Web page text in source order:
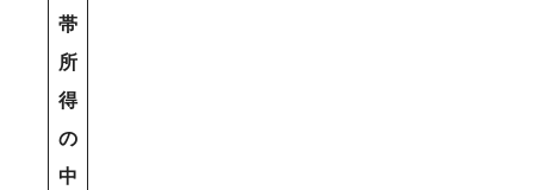
帯
所
得
の
中